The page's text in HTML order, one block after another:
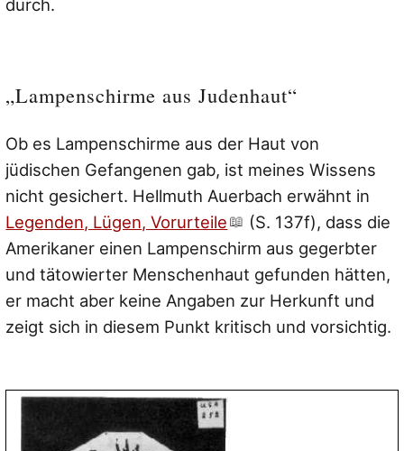
durch.
„Lampenschirme aus Judenhaut“
Ob es Lampenschirme aus der Haut von
jüdischen Gefangenen gab, ist meines Wissens
nicht gesichert. Hellmuth Auerbach erwähnt in
Legenden, Lügen, Vorurteile
(S. 137f), dass die
Amerikaner einen Lampenschirm aus gegerbter
und tätowierter Menschenhaut gefunden hätten,
er macht aber keine Angaben zur Herkunft und
zeigt sich in diesem Punkt kritisch und vorsichtig.